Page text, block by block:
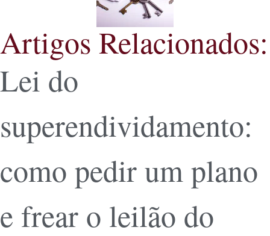
Artigos Relacionados:
Lei do
superendividamento:
como pedir um plano
e frear o leilão do